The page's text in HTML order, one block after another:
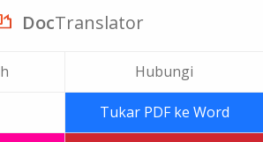
DocTranslator
Hubungi
Tukar PDF ke Word